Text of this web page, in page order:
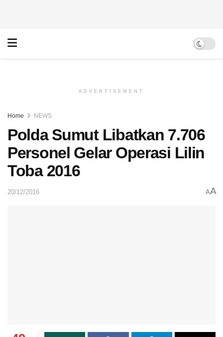
ADVERTISEMENT
Home NEWS
Polda Sumut Libatkan 7.706
Personel Gelar Operasi Lilin
Toba 2016
20/12/2016 AA